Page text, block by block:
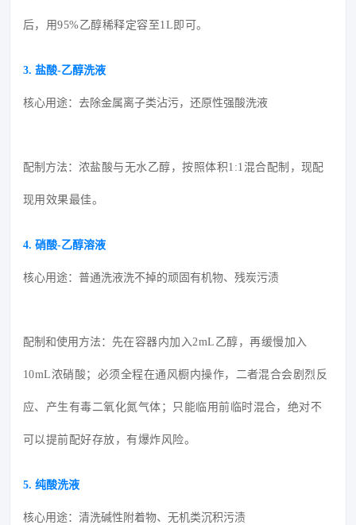
后，用95%乙醇稀释定容至1L即可。
3. 盐酸-乙醇洗液
核心用途：去除金属离子类沾污，还原性强酸洗液
配制方法： 浓盐酸与无水乙醇 ，按照体积1:1混合配制，现配
现用效果最佳。
4. 硝酸-乙醇溶液
核心用途：普通洗液洗不掉的顽固有机物、残炭污渍
配制和使用方法： 先在容器内加入2mL乙醇，再缓慢加入
10mL浓硝酸； 必须全程在通风橱内操作，二者混合会剧烈反
应、产生有毒二氧化氮气体； 只能临用前临时混合，绝对不
可以提前配好存放，有爆炸风险。
5. 纯酸洗液
核心用途：清洗碱性附着物、无机类沉积污渍